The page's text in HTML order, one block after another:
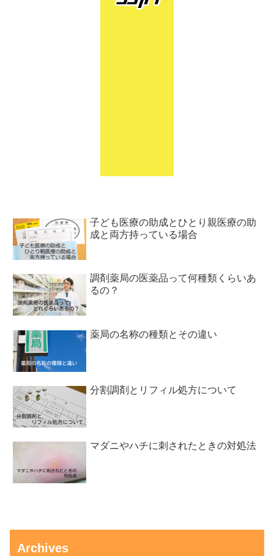
子ども医療の助成とひとり親医療の助
成と両方持っている場合
調剤薬局の医薬品って何種類くらいあ
るの？
薬局の名称の種類とその違い
分割調剤とリフィル処方について
マダニやハチに刺されたときの対処法
Archives